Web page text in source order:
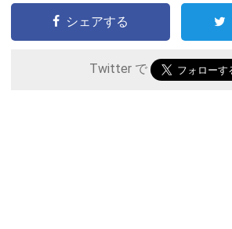
シェアする
Twitter で